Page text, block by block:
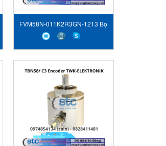
FVM58N-011K2R3GN-1213 Bộ
mã hóa tuyệt đối
Pepperl+Fuchs